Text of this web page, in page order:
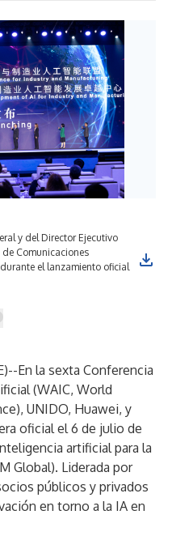
y del Director Ejecutivo
Comunicaciones
el lanzamiento oficial
)--En la sexta Conferencia
(WAIC, World
UNIDO, Huawei, y
oficial el 6 de julio de
artificial para la
Global). Liderada por
públicos y privados
en torno a la IA en